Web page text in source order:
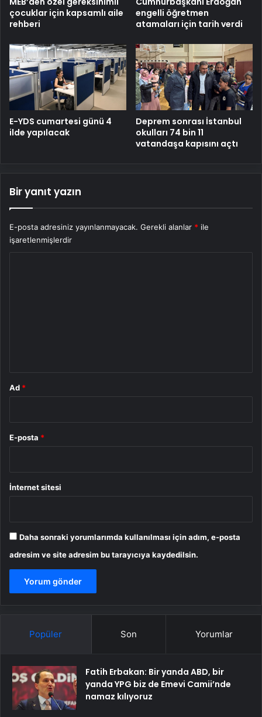
çocuklar için kapsamlı aile
rehberi
engelli öğretmen
atamaları için tarih verdi
E-YDS cumartesi günü 4
ilde yapılacak
Deprem sonrası İstanbul
okulları 74 bin 11
vatandaşa kapısını açtı
Bir yanıt yazın
E-posta adresiniz yayınlanmayacak. Gerekli alanlar * ile
işaretlenmişlerdir
Ad *
E-posta *
İnternet sitesi
Daha sonraki yorumlarımda kullanılması için adım, e-posta
adresim ve site adresim bu tarayıcıya kaydedilsin.
Popüler Son Yorumlar
Fatih Erbakan: Bir yanda ABD, bir
yanda YPG biz de Emevi Camii’nde
namaz kılıyoruz